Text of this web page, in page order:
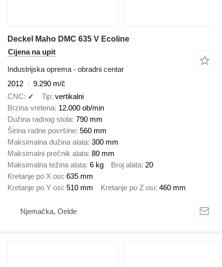
Deckel Maho DMC 635 V Ecoline
Cijena na upit
Industrijska oprema - obradni centar
2012
9.290 m/č
CNC
✓ Tip vertikalni
Brzina vretena 12.000 ob/min
Dužina radnog stola 790 mm
Širina radne površine 560 mm
Maksimalna dužina alata 300 mm
Maksimalni prečnik alata 80 mm
Maksimalna težina alata 6 kg Broj alata 20
Kretanje po X osi 635 mm
Kretanje po Y osi 510 mm Kretanje po Z osi 460 mm
Njemačka, Oelde